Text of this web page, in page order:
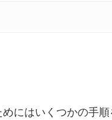
にはいくつかの手